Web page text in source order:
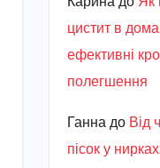
цистит в
ефективні
полегшення
Ганнадо Від
пісок у